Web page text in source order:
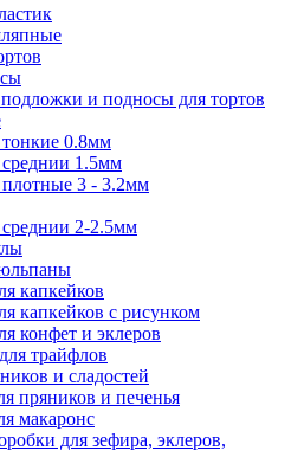
и подносы для тортов
0.8мм
1.5мм
3 - 3.2мм
2-2.5мм
капкейков
капкейков с рисунком
конфет и эклеров
трайфлов
и сладостей
пряников и печенья
макаронс
для зефира, эклеров,